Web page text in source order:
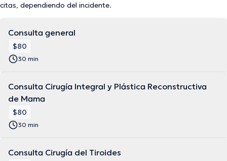
citas, dependiendo del incidente.
Consulta general
$80
30 min
Consulta Cirugía Integral y Plástica Reconstructiva
de Mama
$80
30 min
Consulta Cirugía del Tiroides